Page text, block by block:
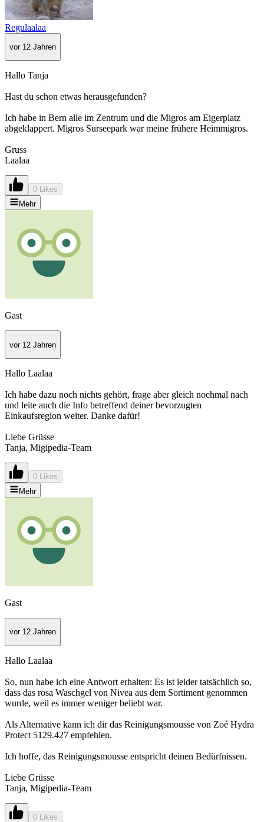
Regulaalaa
vor 12 Jahren
Hallo Tanja
Hast du schon etwas herausgefunden?
Ich habe in Bern alle im Zentrum und die Migros am Eigerplatz
abgeklappert. Migros Surseepark war meine frühere Heimmigros.
Gruss
Laalaa
0 Likes
Mehr
Gast
vor 12 Jahren
Hallo Laalaa
Ich habe dazu noch nichts gehört, frage aber gleich nochmal nach
und leite auch die Info betreffend deiner bevorzugten
Einkaufsregion weiter. Danke dafür!
Liebe Grüsse
Tanja, Migipedia-Team
0 Likes
Mehr
Gast
vor 12 Jahren
Hallo Laalaa
So, nun habe ich eine Antwort erhalten: Es ist leider tatsächlich so,
dass das rosa Waschgel von Nivea aus dem Sortiment genommen
wurde, weil es immer weniger beliebt war.
Als Alternative kann ich dir das Reinigungsmousse von Zoé Hydra
Protect 5129.427 empfehlen.
Ich hoffe, das Reinigungsmousse entspricht deinen Bedürfnissen.
Liebe Grüsse
Tanja, Migipedia-Team
0 Likes